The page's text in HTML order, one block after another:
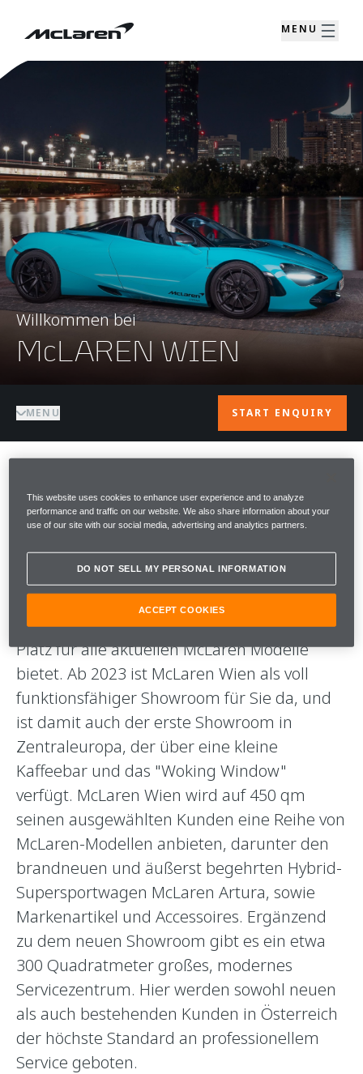
MENU
Willkommen bei
McLAREN WIEN
MENU START ENQUIRY
WILLKOMMEN BEI
McLAREN VIENNA
Wien ist die neuste, europäische
Niederlassung McLarens. Zunächst wird es
einen 70qm großen Pop-up Store geben der
Platz für alle aktuellen McLaren Modelle
bietet. Ab 2023 ist McLaren Wien als voll
funktionsfähiger Showroom für Sie da, und
ist damit auch der erste Showroom in
Zentraleuropa, der über eine kleine
Kaffeebar und das "Woking Window"
verfügt. McLaren Wien wird auf 450 qm
seinen ausgewählten Kunden eine Reihe von
McLaren-Modellen anbieten, darunter den
brandneuen und äußerst begehrten Hybrid-
Supersportwagen McLaren Artura, sowie
Markenartikel und Accessoires. Ergänzend
zu dem neuen Showroom gibt es ein etwa
300 Quadratmeter großes, modernes
Servicezentrum. Hier werden sowohl neuen
als auch bestehenden Kunden in Österreich
der höchste Standard an professionellem
Service geboten.
This website uses cookies to enhance user experience and to analyze
performance and traffic on our website. We also share information about your
use of our site with our social media, advertising and analytics partners.
DO NOT SELL MY PERSONAL INFORMATION
ACCEPT COOKIES